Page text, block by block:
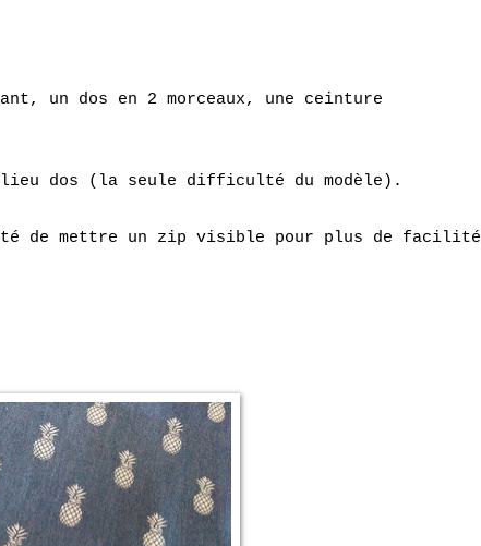
un dos en 2 morceaux, une ceinture
dos (la seule difficulté du modèle).
de mettre un zip visible pour plus de facilité